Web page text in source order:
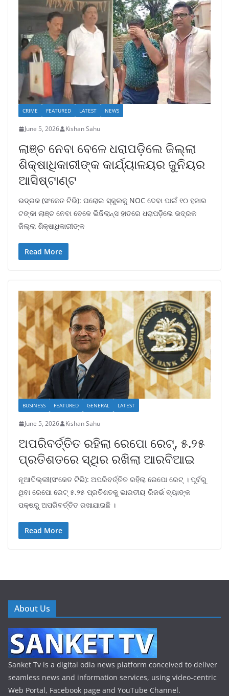
CRIME FEATURED LATEST NEWS
June 5, 2026 Kishan Sahu
ଲାଞ୍ଚ ନେବା ବେଳେ ଧରାପଡ଼ିଲେ ଜିଲ୍ଲା
ଶିକ୍ଷାଧିକାରୀଙ୍କ କାର୍ଯ୍ୟାଳୟର ଜୁନିୟର
ଆସିଷ୍ଟାଣ୍ଟ
ଭଦ୍ରକ (ସଂକେତ ଟିଭି): ଘରୋଇ ସ୍କୁଲକୁ NOC ଦେବା ପାଇଁ ୧୦ ହଜାର
ଟଙ୍କା ଲାଞ୍ଚ ନେବା ବେଳେ ଭିଜିଲାନ୍ସ ହାତରେ ଧରାପଡ଼ିଲେ ଭଦ୍ରକ
ଜିଲ୍ଲା ଶିକ୍ଷାଧିକାରୀଙ୍କ
Read More
BUSINESS FEATURED GENERAL LATEST
June 5, 2026 Kishan Sahu
ଅପରିବର୍ତ୍ତିତ ରହିଲା ରେପୋ ରେଟ୍, ୫.୨୫
ପ୍ରତିଶତରେ ସ୍ଥିର ରଖିଲା ଆରବିଆଇ
ନୂଆଦିଲ୍ଲୀ(ସଂକେତ ଟିଭି): ଅପରିବର୍ତ୍ତିତ ରହିଲା ରେପୋ ରେଟ୍ । ପୂର୍ବରୁ
ଥିବା ରେପୋ ରେଟ୍ ୫.୨୫ ପ୍ରତିଶତକୁ ଭାରତୀୟ ରିଜର୍ଭ ବ୍ୟାଙ୍କ
ପକ୍ଷରୁ ଅପରିବର୍ତ୍ତିତ ରଖାଯାଇଛି ।
Read More
About Us
Sanket Tv is a digital odia news platform conceived to deliver
seamless news and information services, using video-centric
Web Portal, Facebook page and YouTube Channel.